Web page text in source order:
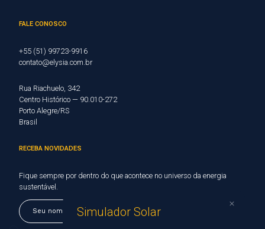
Simulador Solar
FALE CONOSCO
+55 (51) 99723-9916
contato@elysia.com.br
Rua Riachuelo, 342
Centro Histórico — 90.010-272
Porto Alegre/RS
Brasil
RECEBA NOVIDADES
Fique sempre por dentro do que acontece no universo da energia
sustentável.